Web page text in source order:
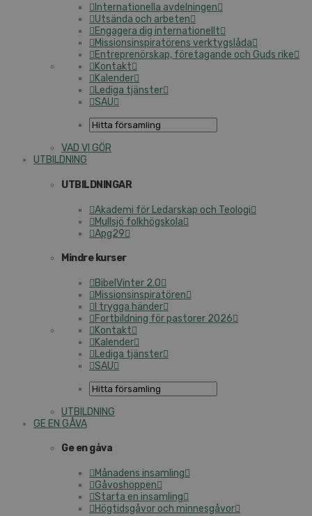
Internationella avdelningen
Utsända och arbeten
Engagera dig internationellt
Missionsinspiratörens verktygslåda
Entreprenörskap, företagande och Guds rike
Kontakt
Kalender
Lediga tjänster
SAU
VAD VI GÖR
UTBILDNING
UTBILDNINGAR
Akademi för Ledarskap och Teologi
Mullsjö folkhögskola
Apg29
Mindre kurser
BibelVinter 2.0
Missionsinspiratören
I trygga händer
Fortbildning för pastorer 2026
Kontakt
Kalender
Lediga tjänster
SAU
UTBILDNING
GE EN GÅVA
Ge en gåva
Månadens insamling
Gåvoshoppen
Starta en insamling
Högtidsgåvor och minnesgåvor